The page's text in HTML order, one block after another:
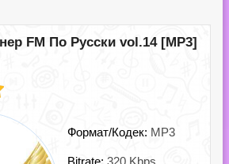
FM По Русски vol.14 [MP3]
Формат/Кодек: MP3
Bitrate: 320 Kbps